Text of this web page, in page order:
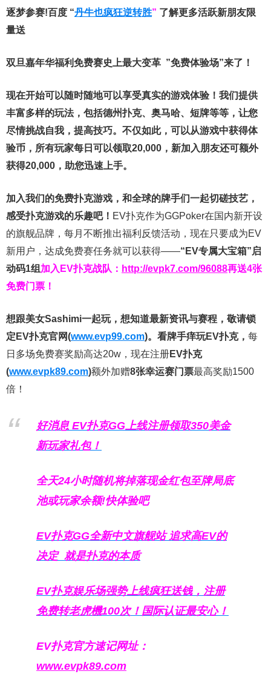
逐梦参赛!百度 “丹牛也疯狂逆转胜” 了解更多活跃新朋友限
量送
双旦嘉年华福利免费赛史上最大变革 ”免费体验场”来了！
现在开始可以随时随地可以享受真实的游戏体验！我们提供
丰富多样的玩法，包括德州扑克、奥马哈、短牌等等，让您
尽情挑战自我，提高技巧。不仅如此， 可以从游戏中获得体
验币，所有玩家每日可以领取20,000，新加入朋友还可额外
获得20,000，助您迅速上手。
加入我们的免费扑克游戏，和全球的牌手们一起切磋技艺，
感受扑克游戏的乐趣吧！ EV扑克作为GGPoker在国内新开设
的旗舰品牌，每月不断推出福利反馈活动，现在只要成为EV
新用户，达成免费赛任务就可以获得——“EV专属大宝箱”启
动码1组 加入EV扑克战队： http://evpk7.com/96088再送4张
免费门票！
想跟美女Sashimi一起玩， 想知道最新资讯与赛程， 敬请锁
定EV扑克官网(www.evp99.com)。 看牌手痒玩EV扑克， 每
日多场免费赛奖励高达20w，现在注册EV扑克
(www.evpk89.com)额外加赠8张幸运赛门票最高奖励1500
倍！
好消息 EV扑克GG上线注册领取350美金
新玩家礼包！
全天24小时随机将掉落现金红包至牌局底
池或玩家余额!快体验吧
EV扑克GG全新中文旗舰站追求高EV的
决定 就是扑克的本质
EV扑克娱乐场强势上线疯狂送钱，注册
免费转老虎機100次！国际认证最安心！
EV扑克官方速记网址：
www.evpk89.com